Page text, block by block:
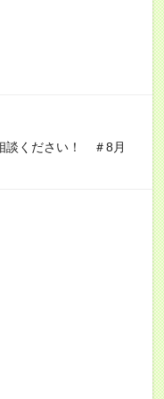
談ください！ ＃8月